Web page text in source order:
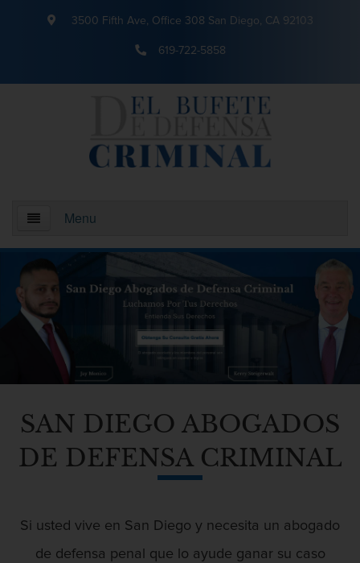
3500 Fifth Ave, Office 308 San Diego, CA 92103
619-722-5858
Menu
Inicio
¿Quienes somos?
Areas De Practica
Abuso Infantil
Agresión Sexual
Asalto y Agresión
Agresión contra un agente del orden
SAN DIEGO ABOGADOS
DE DEFENSA CRIMINAL
Si usted vive en San Diego y necesita un abogado
de defensa penal que lo ayude ganar su caso
Abogado De Defensa De Agresión
Abogado Federal De Delitos De Drogas